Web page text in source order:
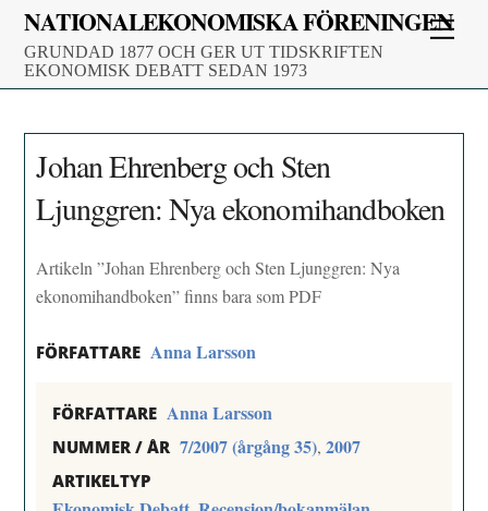
Skip
content
NATIONALEKONOMISKA FÖRENINGEN
GRUNDAD 1877 OCH GER UT TIDSKRIFTEN
EKONOMISK DEBATT SEDAN 1973
Johan Ehrenberg och Sten
Ljunggren: Nya ekonomihandboken
Artikeln ”Johan Ehrenberg och Sten Ljunggren: Nya
ekonomihandboken” finns bara som PDF
FÖRFATTARE Anna Larsson
FÖRFATTARE Anna Larsson
NUMMER / ÅR 7/2007 (årgång 35),2007
ARTIKELTYP